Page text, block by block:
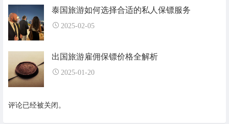
泰国旅游如何选择合适的私人保镖服务
2025-02-05
出国旅游雇佣保镖价格全解析
2025-01-20
评论已经被关闭。